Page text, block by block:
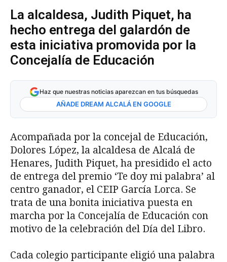
La alcaldesa, Judith Piquet, ha
hecho entrega del galardón de
esta iniciativa promovida por la
Concejalía de Educación
Haz que nuestras noticias aparezcan en tus búsquedas
AÑADE DREAM ALCALÁ EN GOOGLE
Acompañada por la concejal de Educación,
Dolores López, la alcaldesa de Alcalá de
Henares, Judith Piquet, ha presidido el acto
de entrega del premio ‘Te doy mi palabra’ al
centro ganador, el CEIP García Lorca. Se
trata de una bonita iniciativa puesta en
marcha por la Concejalía de Educación con
motivo de la celebración del Día del Libro.
Cada colegio participante eligió una palabra